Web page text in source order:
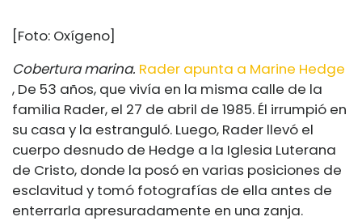
[Foto: Oxígeno]
Cobertura marina. Rader apunta a Marine Hedge
, De 53 años, que vivía en la misma calle de la
familia Rader, el 27 de abril de 1985. Él irrumpió en
su casa y la estranguló. Luego, Rader llevó el
cuerpo desnudo de Hedge a la Iglesia Luterana
de Cristo, donde la posó en varias posiciones de
esclavitud y tomó fotografías de ella antes de
enterrarla apresuradamente en una zanja.